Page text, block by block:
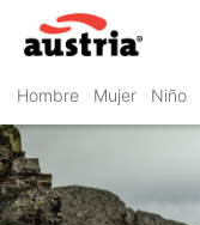
Hombre Mujer Niño